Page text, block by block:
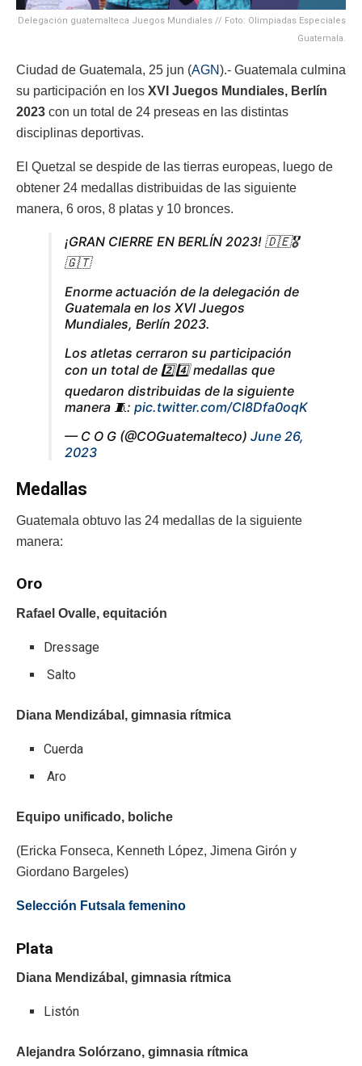
Delegación guatemalteca Juegos Mundiales // Foto: Olimpiadas Especiales
Guatemala.
Ciudad de Guatemala, 25 jun (AGN).- Guatemala culmina
su participación en los XVI Juegos Mundiales, Berlín
2023 con un total de 24 preseas en las distintas
disciplinas deportivas.
El Quetzal se despide de las tierras europeas, luego de
obtener 24 medallas distribuidas de las siguiente
manera, 6 oros, 8 platas y 10 bronces.
¡GRAN CIERRE EN BERLÍN 2023! 🇩🇪🎖️
🇬🇹
Enorme actuación de la delegación de
Guatemala en los XVI Juegos
Mundiales, Berlín 2023.
Los atletas cerraron su participación
con un total de 2️⃣4️⃣ medallas que
quedaron distribuidas de la siguiente
manera 🧵: pic.twitter.com/CI8Dfa0oqK
— C O G (@COGuatemalteco) June 26,
2023
Medallas
Guatemala obtuvo las 24 medallas de la siguiente
manera:
Oro
Rafael Ovalle, equitación
Dressage
Salto
Diana Mendizábal, gimnasia rítmica
Cuerda
Aro
Equipo unificado, boliche
(Ericka Fonseca, Kenneth López, Jimena Girón y
Giordano Bargeles)
Selección Futsala femenino
Plata
Diana Mendizábal, gimnasia rítmica
Listón
Alejandra Solórzano, gimnasia rítmica